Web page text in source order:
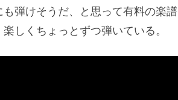
弾けそうだ、と思って有料の楽譜
しくちょっとずつ弾いている。